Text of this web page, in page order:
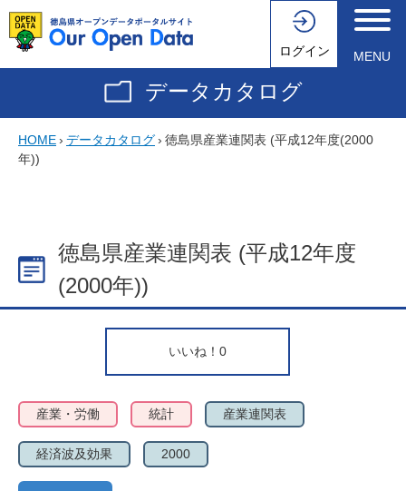
ログイン MENU
データカタログ
HOME› データカタログ› 徳島県産業連関表 (平成12年度(2000
年))
徳島県産業連関表 (平成12年度
(2000年))
いいね！ 0
産業・労働 統計 産業連関表
経済波及効果 2000